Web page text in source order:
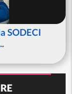
SODECI